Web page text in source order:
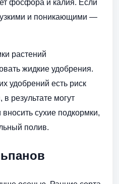
фосфора и калия. Если
узкими и поникающими —
растений
жидкие удобрения.
удобрений есть риск
результате могут
сухие подкормки,
полив.